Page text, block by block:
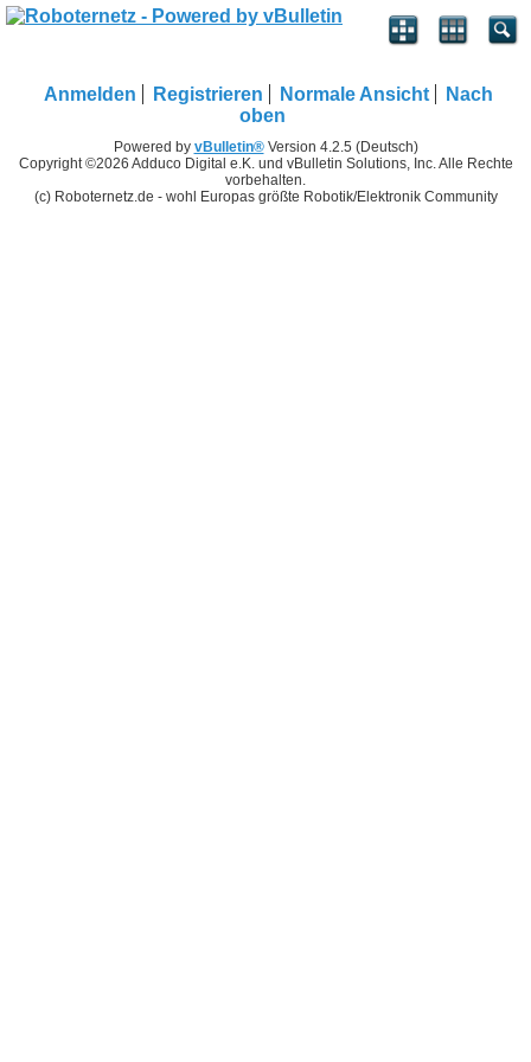
Anmelden Registrieren Normale Ansicht
Nach
oben
Powered by vBulletin®Version 4.2.5 (Deutsch)
Copyright ©2026 Adduco Digital e.K. und vBulletin Solutions, Inc. Alle Rechte
vorbehalten.
(c) Roboternetz.de - wohl Europas größte Robotik/Elektronik Community